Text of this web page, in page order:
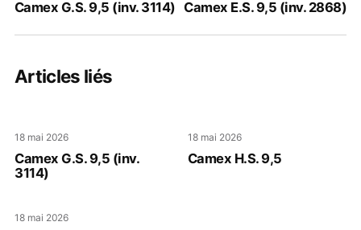
Camex G.S. 9,5 (inv. 3114) Camex E.S. 9,5 (inv. 2868)
Articles liés
18 mai 2026
Camex G.S. 9,5 (inv.
3114)
18 mai 2026
Camex H.S. 9,5
18 mai 2026